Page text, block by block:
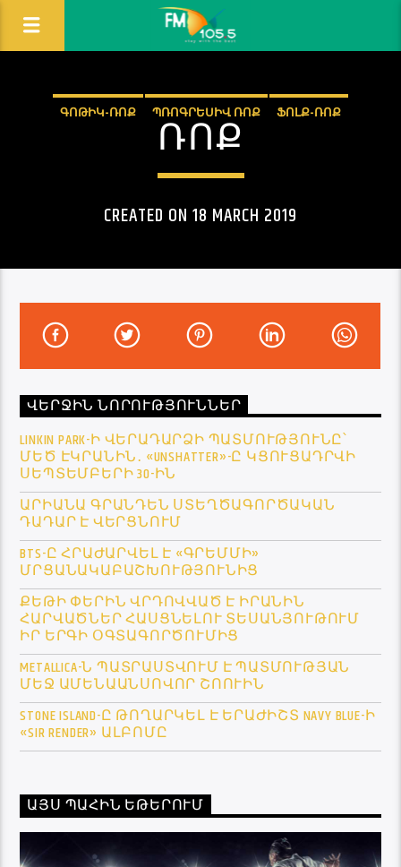
ԳՈԹԻԿ-ՌՈՔ ՊՌՈԳՐԵՍԻՎ ՌՈՔ ՖՈԼՔ-ՌՈՔ
ՌՈՔ
CREATED ON 18 MARCH 2019
ՎԵՐՋԻՆ ՆՈՐՈՒԹՅՈՒՆՆԵՐ
LINKIN PARK-Ի ՎԵՐԱԴԱՐՁԻ ՊԱՏՄՈՒԹՅՈՒՆԸ՝
ՄԵԾ ԷԿՐԱՆԻՆ․ «UNSHATTER»-Ը ԿՑՈՒՑԱԴՐՎԻ
ՍԵՊՏԵՄԲԵՐԻ 30-ԻՆ
ԱՐԻԱՆԱ ԳՐԱՆԴԵՆ ՍՏԵՂԾԱԳՈՐԾԱԿԱՆ
ԴԱԴԱՐ Է ՎԵՐՑՆՈՒՄ
BTS-Ը ՀՐԱԺԱՐՎԵԼ Է «ԳՐԵՄՄԻ»
ՄՐՑԱՆԱԿԱԲԱՇԽՈՒԹՅՈՒՆԻՑ
ՔԵԹԻ ՓԵՐԻՆ ՎՐԴՈՎՎԱԾ Է ԻՐԱՆԻՆ
ՀԱՐՎԱԾՆԵՐ ՀԱՍՑՆԵԼՈՒ ՏԵՍԱՆՅՈՒԹՈՒՄ
ԻՐ ԵՐԳԻ ՕԳՏԱԳՈՐԾՈՒՄԻՑ
METALLICA-Ն ՊԱՏՐԱՍՏՎՈՒՄ Է ՊԱՏՄՈՒԹՅԱՆ
ՄԵՋ ԱՄԵՆԱԱՆՍՈՎՈՐ ՇՈՈՒԻՆ
STONE ISLAND-Ը ԹՈՂԱՐԿԵԼ Է ԵՐԱԺԻՇՏ NAVY BLUE-Ի
«SIR RENDER» ԱԼԲՈՄԸ
ԱՅՍ ՊԱՀԻՆ ԵԹԵՐՈՒՄ